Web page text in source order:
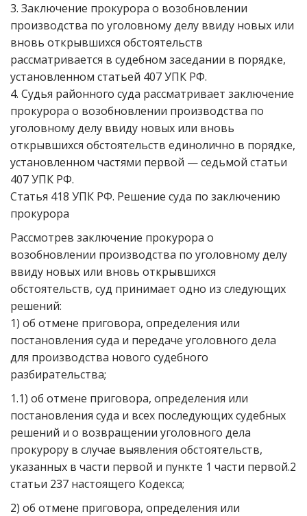
3. Заключение прокурора о возобновлении
производства по уголовному делу ввиду новых или
вновь открывшихся обстоятельств
рассматривается в судебном заседании в порядке,
установленном статьей 407 УПК РФ.
4. Судья районного суда рассматривает заключение
прокурора о возобновлении производства по
уголовному делу ввиду новых или вновь
открывшихся обстоятельств единолично в порядке,
установленном частями первой — седьмой статьи
407 УПК РФ.
Статья 418 УПК РФ. Решение суда по заключению
прокурора
Рассмотрев заключение прокурора о
возобновлении производства по уголовному делу
ввиду новых или вновь открывшихся
обстоятельств, суд принимает одно из следующих
решений:
1) об отмене приговора, определения или
постановления суда и передаче уголовного дела
для производства нового судебного
разбирательства;
1.1) об отмене приговора, определения или
постановления суда и всех последующих судебных
решений и о возвращении уголовного дела
прокурору в случае выявления обстоятельств,
указанных в части первой и пункте 1 части первой.2
статьи 237 настоящего Кодекса;
2) об отмене приговора, определения или